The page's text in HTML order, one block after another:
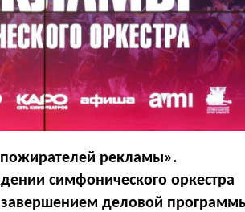
рекламы».
симфонического оркестра
деловой